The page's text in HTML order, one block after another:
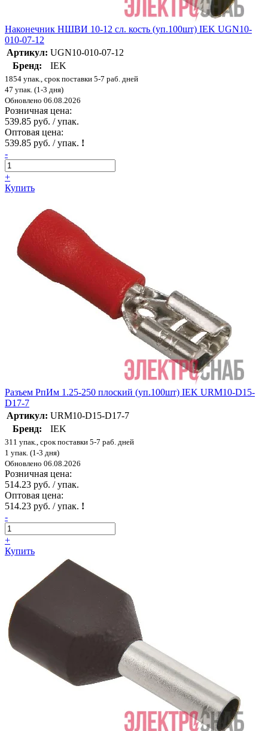
Наконечник НШВИ 10-12 сл. кость (уп.100шт) IEK UGN10-
010-07-12
Артикул: UGN10-010-07-12
Бренд:
IEK
1854 упак., срок поставки 5-7 раб. дней
47 упак. (1-3 дня)
Обновлено 06.08.2026
Розничная цена:
539.85 руб. / упак.
Оптовая цена:
539.85 руб. / упак. !
-
+
Купить
Разъем РпИм 1.25-250 плоский (уп.100шт) IEK URM10-D15-
D17-7
Артикул: URM10-D15-D17-7
Бренд:
IEK
311 упак., срок поставки 5-7 раб. дней
1 упак. (1-3 дня)
Обновлено 06.08.2026
Розничная цена:
514.23 руб. / упак.
Оптовая цена:
514.23 руб. / упак. !
-
+
Купить